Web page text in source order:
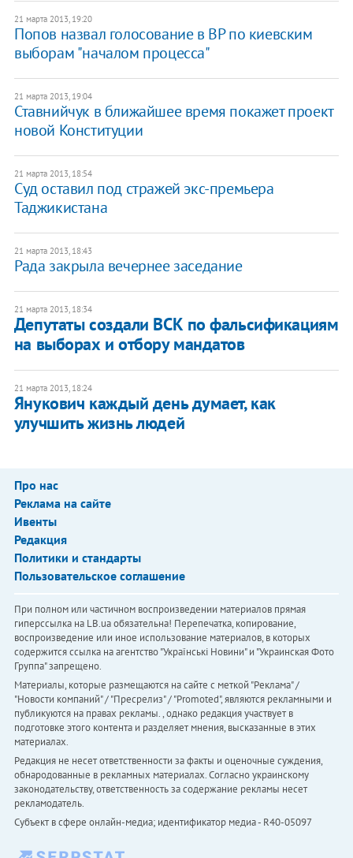
21 марта 2013, 19:20
Попов назвал голосование в ВР по киевским
выборам "началом процесса"
21 марта 2013, 19:04
Ставнийчук в ближайшее время покажет проект
новой Конституции
21 марта 2013, 18:54
Суд оставил под стражей экс-премьера
Таджикистана
21 марта 2013, 18:43
Рада закрыла вечернее заседание
21 марта 2013, 18:34
Депутаты создали ВСК по фальсификациям
на выборах и отбору мандатов
21 марта 2013, 18:24
Янукович каждый день думает, как
улучшить жизнь людей
Про нас
Реклама на сайте
Ивенты
Редакция
Политики и стандарты
Пользовательское соглашение
При полном или частичном воспроизведении материалов прямая
гиперссылка на LB.ua обязательна! Перепечатка, копирование,
воспроизведение или иное использование материалов, в которых
содержится ссылка на агентство "Українськi Новини" и "Украинская Фото
Группа" запрещено.
Материалы, которые размещаются на сайте с меткой "Реклама" /
"Новости компаний" / "Пресрелиз" / "Promoted", являются рекламными и
публикуются на правах рекламы. , однако редакция участвует в
подготовке этого контента и разделяет мнения, высказанные в этих
материалах.
Редакция не несет ответственности за факты и оценочные суждения,
обнародованные в рекламных материалах. Согласно украинскому
законодательству, ответственность за содержание рекламы несет
рекламодатель.
Субъект в сфере онлайн-медиа; идентификатор медиа - R40-05097